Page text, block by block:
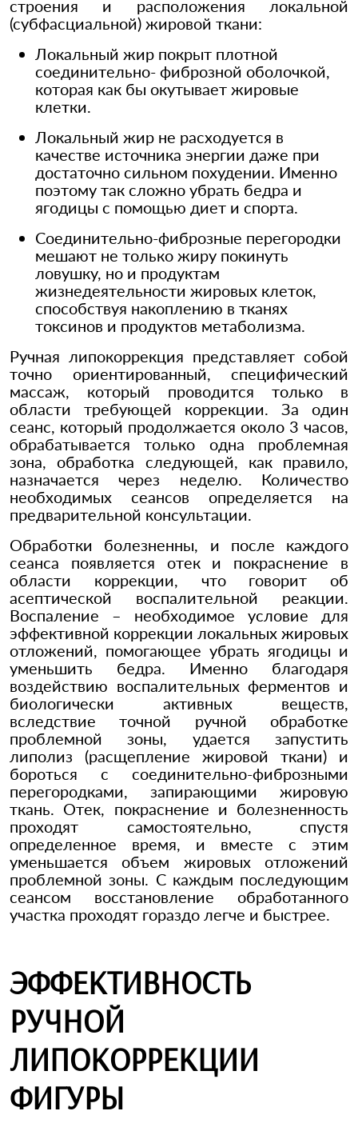
строения и расположения локальной
(субфасциальной) жировой ткани:
Локальный жир покрыт плотной
соединительно- фиброзной оболочкой,
которая как бы окутывает жировые
клетки.
Локальный жир не расходуется в
качестве источника энергии даже при
достаточно сильном похудении. Именно
поэтому так сложно убрать бедра и
ягодицы с помощью диет и спорта.
Соединительно-фиброзные перегородки
мешают не только жиру покинуть
ловушку, но и продуктам
жизнедеятельности жировых клеток,
способствуя накоплению в тканях
токсинов и продуктов метаболизма.
Ручная липокоррекция представляет собой
точно ориентированный, специфический
массаж, который проводится только в
области требующей коррекции. За один
сеанс, который продолжается около 3 часов,
обрабатывается только одна проблемная
зона, обработка следующей, как правило,
назначается через неделю. Количество
необходимых сеансов определяется на
предварительной консультации.
Обработки болезненны, и после каждого
сеанса появляется отек и покраснение в
области коррекции, что говорит об
асептической воспалительной реакции.
Воспаление – необходимое условие для
эффективной коррекции локальных жировых
отложений, помогающее убрать ягодицы и
уменьшить бедра. Именно благодаря
воздействию воспалительных ферментов и
биологически активных веществ,
вследствие точной ручной обработке
проблемной зоны, удается запустить
липолиз (расщепление жировой ткани) и
бороться с соединительно-фиброзными
перегородками, запирающими жировую
ткань. Отек, покраснение и болезненность
проходят самостоятельно, спустя
определенное время, и вместе с этим
уменьшается объем жировых отложений
проблемной зоны. С каждым последующим
сеансом восстановление обработанного
участка проходят гораздо легче и быстрее.
ЭФФЕКТИВНОСТЬ
РУЧНОЙ
ЛИПОКОРРЕКЦИИ
ФИГУРЫ